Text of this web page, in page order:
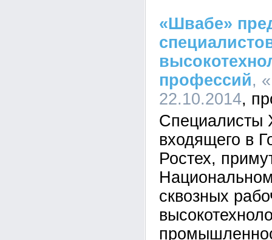
«Швабе»
профессий,
22.10.2014
Специалисты
входящего в
Ростех,
сквозных